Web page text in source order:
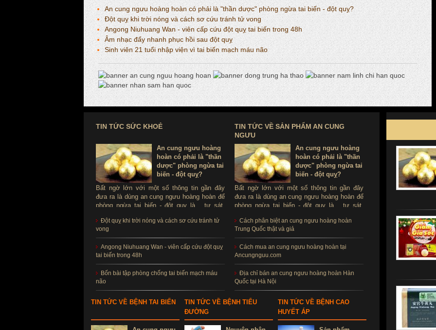
An cung ngưu hoàng hoàn có phải là "thần dược" phòng ngừa tai biến - đột quỵ?
Đột quỵ khi trời nóng và cách sơ cứu tránh tử vong
Angong Niuhuang Wan - viên cấp cứu đột quỵ tai biến trong 48h
Âm nhạc đẩy nhanh phục hồi sau đột quỵ
Sinh viên 21 tuổi nhập viện vì tai biến mạch máu não
TIN TỨC SỨC KHOẺ
An cung ngưu hoàng
hoàn có phải là "thần
dược" phòng ngừa tai
biến - đột quỵ?
Bất ngờ lớn với một số thông tin gần đây
đưa ra là dùng an cung ngưu hoàng hoàn để
phòng ngừa tai biến - đột quỵ là ...tự sát.
để phòng tai biến - đột quỵ không?
Đột quỵ khi trời nóng và cách sơ cứu tránh tử
vong
Angong Niuhuang Wan - viên cấp cứu đột quỵ
tai biến trong 48h
Bốn bài tập phòng chống tai biến mạch máu
não
TIN TỨC VỀ SẢN PHẨM AN CUNG
NGƯU
An cung ngưu hoàng
hoàn có phải là "thần
dược" phòng ngừa tai
biến - đột quỵ?
Bất ngờ lớn với một số thông tin gần đây
đưa ra là dùng an cung ngưu hoàng hoàn để
phòng ngừa tai biến - đột quỵ là ...tự sát.
để phòng tai biến - đột quỵ không?
Cách phân biệt an cung ngưu hoàng hoàn
Trung Quốc thật và giả
Cách mua an cung ngưu hoàng hoàn tại
Ancungnguu.com
Địa chỉ bán an cung ngưu hoàng hoàn Hàn
Quốc tại Hà Nội
TIN TỨC VỀ BỆNH TAI BIẾN
TIN TỨC VỀ BỆNH TIỂU
ĐƯỜNG
TIN TỨC VỀ BỆNH CAO
HUYẾT ÁP